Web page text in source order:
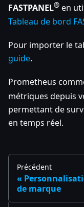
FASTPANEL® en
Tableau de bord
Pour importer le
guide.
Prometheus
métriques depuis
permettant de
en temps réel.
Précédent
de marque